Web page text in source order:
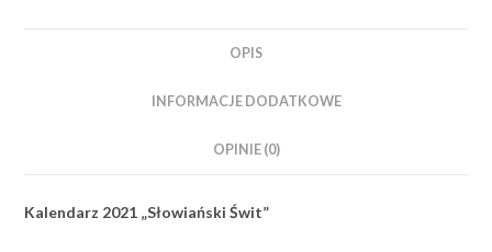
OPIS
INFORMACJE DODATKOWE
OPINIE (0)
Kalendarz 2021 „Słowiański Świt”